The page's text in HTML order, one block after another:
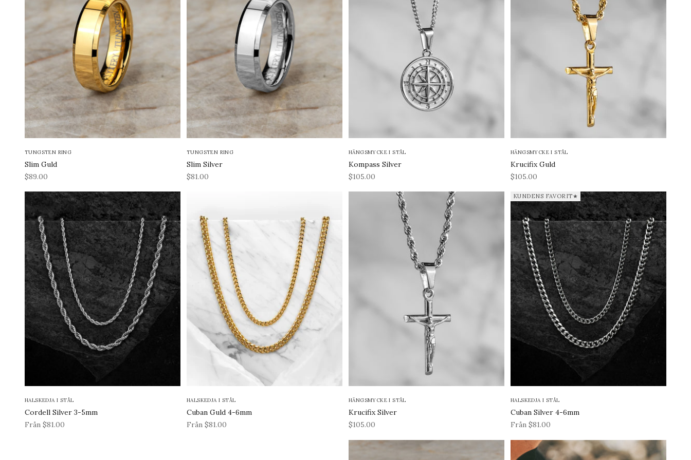
TUNGSTEN RING
Slim Guld
REA-pris
$89.00
TUNGSTEN RING
Slim Silver
REA-pris
$81.00
HÄNGSMYCKE I STÅL
Kompass Silver
REA-pris
$105.00
HÄNGSMYCKE I STÅL
Krucifix Guld
REA-pris
$105.00
HALSKEDJA I STÅL
Cordell Silver 3-5mm
REA-pris
Från $81.00
HALSKEDJA I STÅL
Cuban Guld 4-6mm
REA-pris
Från $81.00
HÄNGSMYCKE I STÅL
Krucifix Silver
REA-pris
$105.00
KUNDENS FAVORIT★
HALSKEDJA I STÅL
Cuban Silver 4-6mm
REA-pris
Från $81.00